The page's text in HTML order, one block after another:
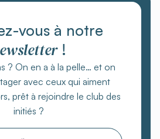
vous à notre
!
? On en a à la pelle… et on
avec ceux qui aiment
prêt à rejoindre le club des
initiés ?